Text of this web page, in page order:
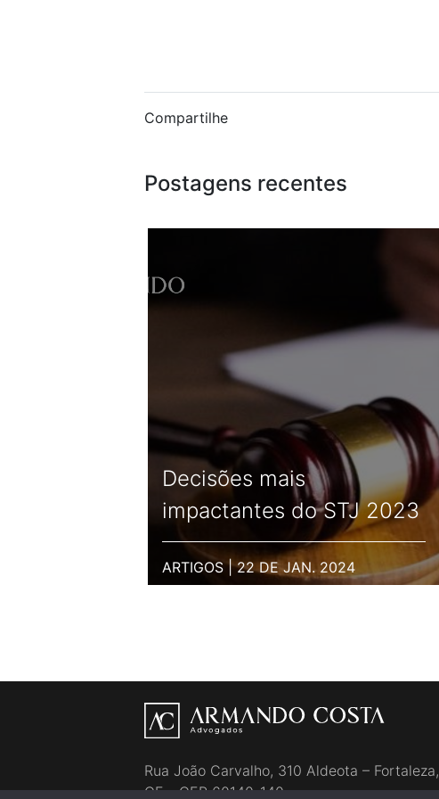
Compartilhe
Postagens recentes
Decisões mais
impactantes do STJ 2023
ARTIGOS | 22 DE JAN. 2024
Rua João Carvalho, 310 Aldeota – Fortaleza,
CE - CEP 60140-140